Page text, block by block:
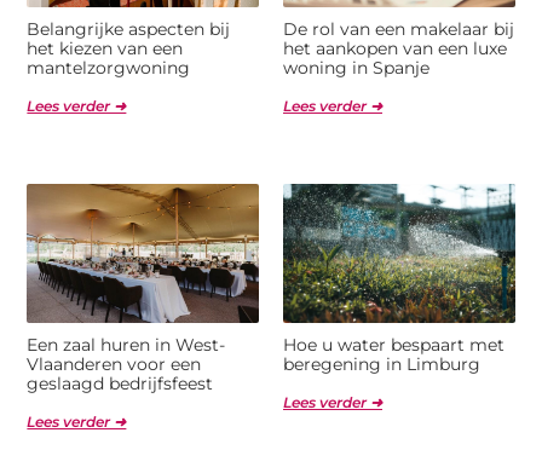
Belangrijke aspecten bij
het kiezen van een
mantelzorgwoning
Lees verder ➜
De rol van een makelaar bij
het aankopen van een luxe
woning in Spanje
Lees verder ➜
Een zaal huren in West-
Vlaanderen voor een
geslaagd bedrijfsfeest
Lees verder ➜
Hoe u water bespaart met
beregening in Limburg
Lees verder ➜